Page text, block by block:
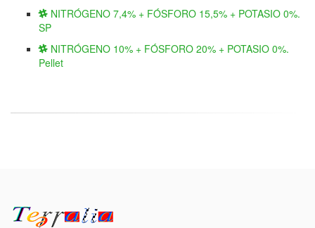
NITRÓGENO 7,4% + FÓSFORO 15,5% + POTASIO 0%.
SP
NITRÓGENO 10% + FÓSFORO 20% + POTASIO 0%.
Pellet